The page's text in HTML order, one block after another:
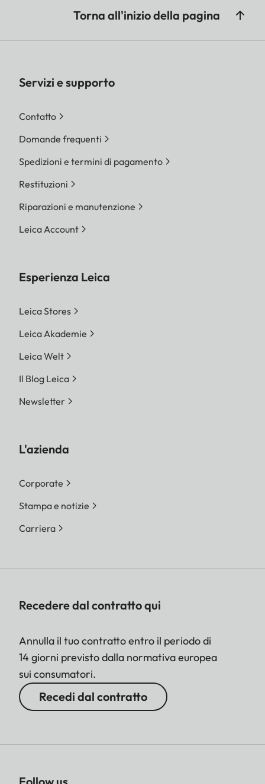
Torna all'inizio della pagina
Servizi e supporto
Contatto
Domande frequenti
Spedizioni e termini di pagamento
Restituzioni
Riparazioni e manutenzione
Leica Account
Esperienza Leica
Leica Stores
Leica Akademie
Leica Welt
Il Blog Leica
Newsletter
L'azienda
Corporate
Stampa e notizie
Carriera
Recedere dal contratto qui
Annulla il tuo contratto entro il periodo di
14 giorni previsto dalla normativa europea
sui consumatori.
Recedi dal contratto